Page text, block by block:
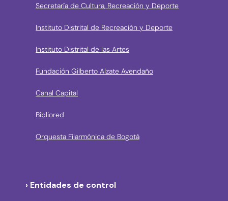
Secretaría de Cultura, Recreación y Deporte
Instituto Distrital de Recreación y Deporte
Instituto Distrital de las Artes
Fundación Gilberto Alzate Avendaño
Canal Capital
Bibliored
Orquesta Filarmónica de Bogotá
› Entidades de control